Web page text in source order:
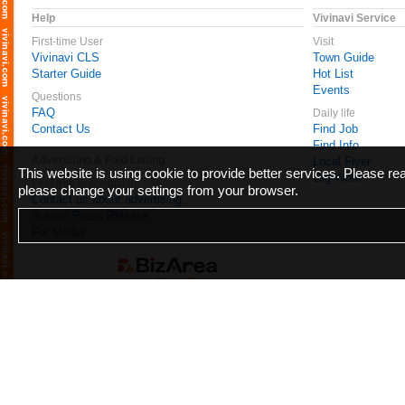
Help
First-time User
Vivinavi CLS
Starter Guide
Questions
FAQ
Contact Us
Feel free to contact us
Contact us about advertising
Vivinavi Service
Visit
Town Guide
Hot List
Events
Daily life
Find Job
Find Info
Local Flyer
Gig Work
This website is using cookie to provide better services. Please
please change your settings from your browser.